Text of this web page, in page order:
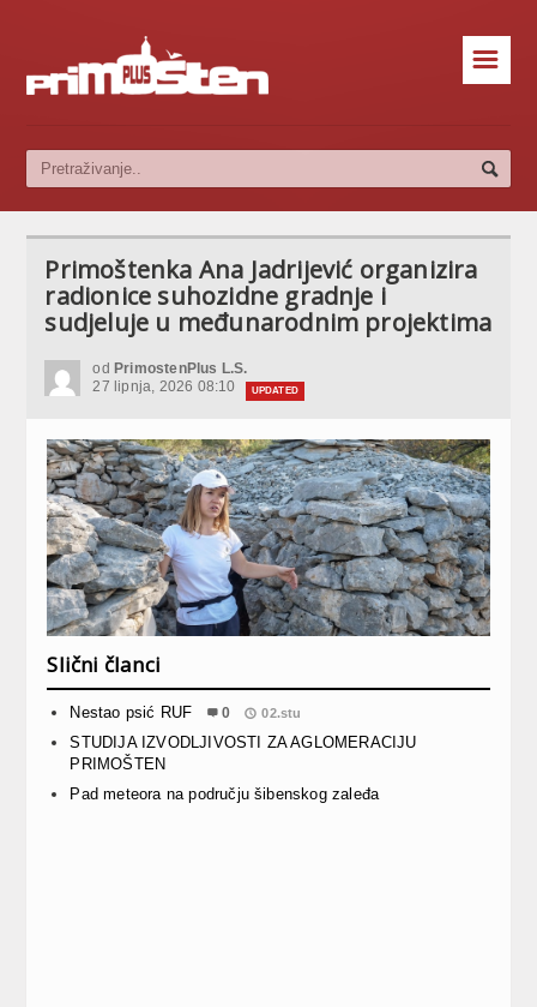
☰
Primoštenka Ana Jadrijević organizira
radionice suhozidne gradnje i
sudjeluje u međunarodnim projektima
od PrimostenPlus L.S.
27 lipnja, 2026 08:10
UPDATED
Slični članci
Nestao psić RUF 0 02.stu
STUDIJA IZVODLJIVOSTI ZA AGLOMERACIJU
PRIMOŠTEN
Pad meteora na području šibenskog zaleđa